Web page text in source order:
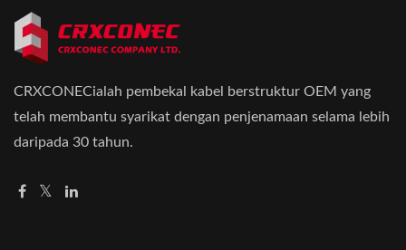
CRXCONECialah pembekal kabel berstruktur OEM yang
telah membantu syarikat dengan penjenamaan selama lebih
daripada 30 tahun.